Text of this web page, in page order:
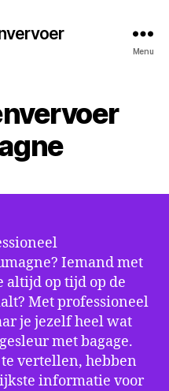
Menu
Iemand met
altijd op tijd op de
Met professioneel
je jezelf heel wat
met bagage.
vertellen, hebben
informatie voor